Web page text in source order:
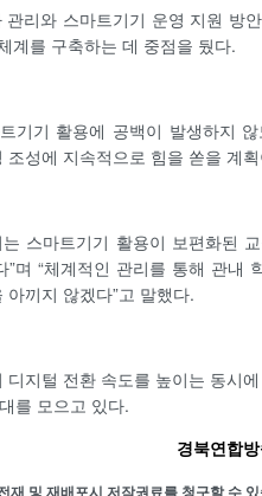
리와 스마트기기 운영 지원 방
계를 구축하는 데 중점을 뒀다.
기기 활용에 공백이 발생하지
성에 지속적으로 힘을 쏟을 계
스마트기기 활용이 보편화된
며 “체계적인 관리를 통해 관내
끼지 않겠다”고 말했다.
지털 전환 속도를 높이는 동시
를 모으고 있다.
경북연합
재 및 재배포시 저작권료를 청구할 수